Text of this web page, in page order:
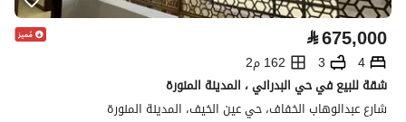
⃁675,000
4
3
162 م2
شقة للبيع في حي البدراني ، المدينة المنورة
شارع عبدالوهاب الخفاف، حي عين الخيف، المدينة المنورة